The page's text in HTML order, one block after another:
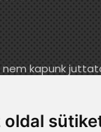
oldal
kapunk
Ha